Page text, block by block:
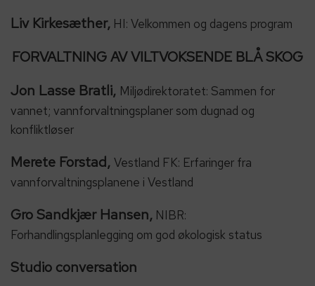
Liv Kirkesæther, HI: Velkommen og dagens program
FORVALTNING AV VILTVOKSENDE BLÅ SKOG
Jon Lasse Bratli, Miljødirektoratet: Sammen for
vannet; vannforvaltningsplaner som dugnad og
konfliktløser
Merete Forstad, Vestland FK: Erfaringer fra
vannforvaltningsplanene i Vestland
Gro Sandkjær Hansen, NIBR:
Forhandlingsplanlegging om god økologisk status
Studio conversation